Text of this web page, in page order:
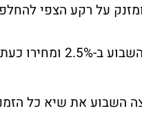
השבוע את שיא כל